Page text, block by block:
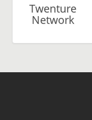
Twenture
Network